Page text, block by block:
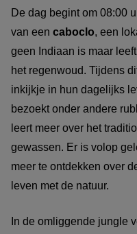
De dag begint om 08:00
van een caboclo, een
geen Indiaan is maar
het regenwoud. Tijdens
inkijkje in hun dagelijks
bezoekt onder andere
leert meer over het
gewassen. Er is volop
meer te ontdekken over
leven met de natuur.
In de omliggende jungle